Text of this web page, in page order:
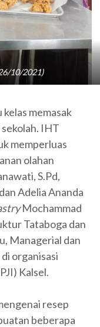
10/2021)
memasak
IHT
memperluas
olahan
S.Pd,
Adelia Ananda
Mochammad
Tataboga dan
Managerial dan
organisasi
Kalsel.
resep
beberapa